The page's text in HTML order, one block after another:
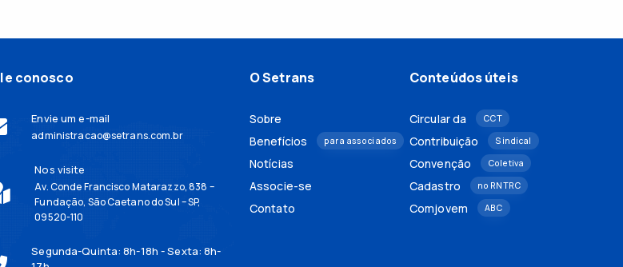
conosco
Envie um e-mail
administracao@setrans.com.br
Nos visite
Av. Conde Francisco Matarazzo, 838 –
Fundação, São Caetano do Sul – SP,
09520-110
Segunda-Quinta: 8h-18h - Sexta: 8h-
O Setrans
Sobre
Benefícios
para associados
Notícias
Associe-se
Contato
Conteúdos úteis
Circular da CCT
Contribuição Sindical
Convenção Coletiva
Cadastro no RNTRC
Comjovem ABC